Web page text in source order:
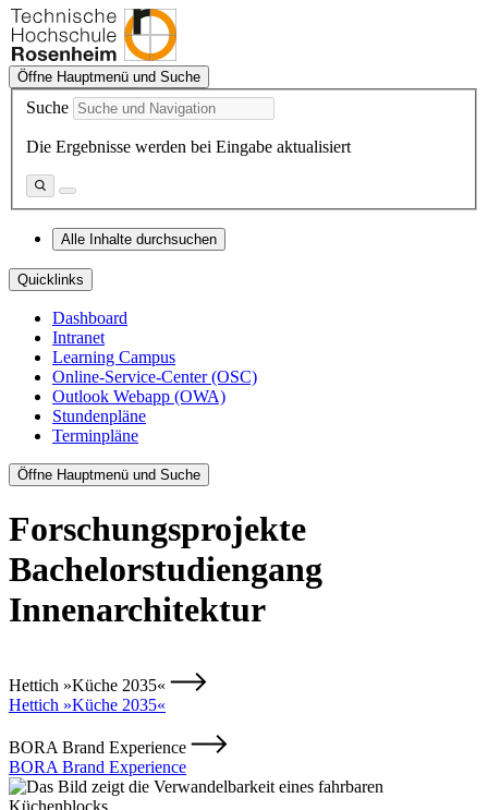
Öffne Hauptmenü und Suche
Suche
Die Ergebnisse werden bei Eingabe aktualisiert
Alle Inhalte durchsuchen
Quicklinks
Dashboard
Intranet
Learning Campus
Online-Service-Center (OSC)
Outlook Webapp (OWA)
Stundenpläne
Terminpläne
Öffne Hauptmenü und Suche
Forschungsprojekte
Bachelorstudiengang
Innenarchitektur
Hettich »Küche 2035«
Hettich »Küche 2035«
BORA Brand Experience
BORA Brand Experience